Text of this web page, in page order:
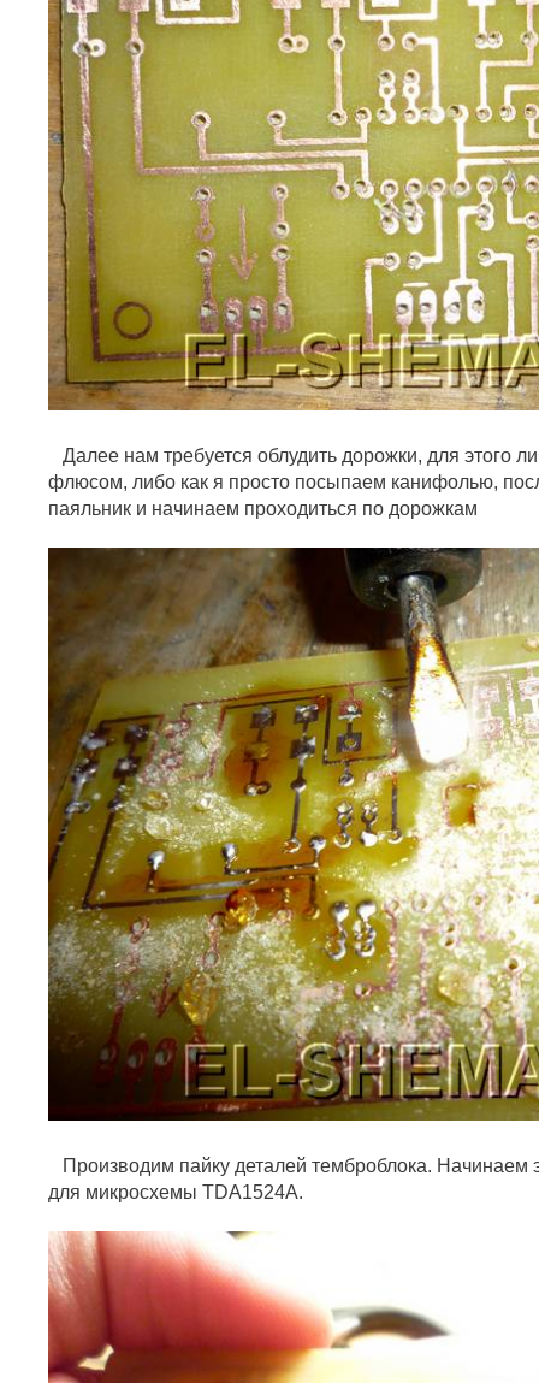
Далее нам требуется облудить дорожки, для этого
флюсом, либо как я просто посыпаем канифолью,
паяльник и начинаем проходиться по дорожкам
Производим пайку деталей темброблока. Начинаем
для микросхемы TDA1524A.